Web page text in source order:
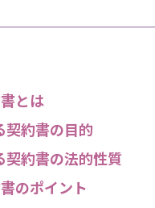
とは
約書の目的
約書の法的性質
のポイント